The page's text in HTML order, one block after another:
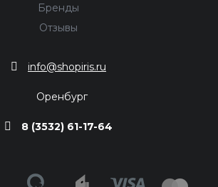
Бренды
Отзывы
info@shopiris.ru
Оренбург
8 (3532) 61-17-64